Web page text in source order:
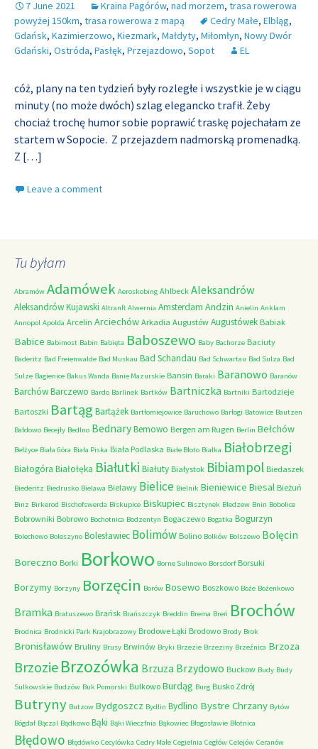
7 June 2021 Kraina Pagórów, nad morzem, trasa rowerowa
powyżej 150km, trasa rowerowa z mapą Cedry Małe, Elbląg,
Gdańsk, Kazimierzowo, Kiezmark, Małdyty, Miłomłyn, Nowy Dwór
Gdański, Ostróda, Pasłęk, Przejazdowo, Sopot EL
cóż, plany na ten tydzień były rozległe i wszystkie je w ciągu
minuty (no może dwóch) szlag elegancko trafił. Żeby
chociaż trochę humor sobie poprawić traskę pojechałam ze
startem w Sopocie. Z przejazdem nadmorską promenadką.
Z […]
Leave a comment
Tu byłam
Abramów Adamówek Aeroskobing Ahlbeck Aleksandrów
Aleksandrów Kujawski Altranft Alwernia Amsterdam Andzin Anielin Anklam
Annopol Apolda Arcelin Arciechów Arkadia Augustów Augustówek Babiak
Babice Babimost Babin Babięta Baboszewo Baby Bachorze Baciuty
Baderitz Bad Freienwalde Bad Muskau Bad Schandau Bad Schwartau Bad Sulza Bad
Sulze Bagienice Bakus Wanda Banie Mazurskie Bansin Baraki Baranowo Baranów
BarchówBarczewo Bardo Barlinek Bartków Bartniczka Bartniki Bartodzieje
Bartoszki Bartąg Bartążek Bartłomiejowice Baruchowo Barłogi Batowice Bautzen
Bałdowo Becejły Bedlno BednaryBemowo Bergen am Rugen Berlin Bełchów
Bełżyce Biała Góra Biała Piska Biała Podlaska Białe Błoto Białka Białobrzegi
Białogóra Białołęka Białutki Białuty Białystok Bibiampol Biedaszek
Biederitz Biedrusko Bielawa Bielawy Bielice Bielnik Bieniewice Biesal Bieżuń
Binz Birkerod Bischofswerda Biskupice Biskupiec Bisztynek Bledzew Bnin Bobolice
Bobrowniki Bobrowo Bochotnica Bodzentyn Bogaczewo Bogatka Bogurzyn
Bolechowo Boleszyno Bolesławiec Bolimów Bolino Bolków Bolszewo Bolęcin
Boreczno Borki Borkowo Borne Sulinowo Borsdorf Borsuki
Borzymy Borzyny Borzęcin Borów Bosewo Boszkowo Boże Bożenkowo
Bramka Bratuszewo Brańsk Brańszczyk Breddin Brema Breń Brochów
Brodnica Brodnicki Park Krajobrazowy Brodowe Łąki Brodowo Brody Brok
Bronisławów Bruliny Brusy Brwinów Bryki Brzezie Brzeziny Brzeźnica Brzoza
Brzozie Brzozówka Brzuza Brzydowo Buckow Budy Budy
Sulkowskie Budzów Buk Pomorski Bulkowo Burdąg Burg Busko Zdrój
Butryny Butzow Bydgoszcz Bydlin Bydlino Bystre Chrzany Bytów
Bógdał Bączal Bądkowo Bąki Bąki Wieczfnia Bąkowiec Błogosławie Błotnica
Błędowo Błędówko Cecylówka Cedry Małe Cegielnia Cegłów Celejów Ceranów